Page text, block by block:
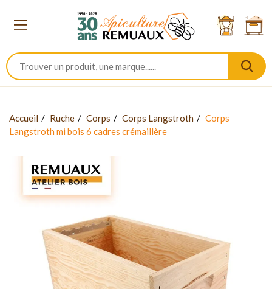
Accueil Ruche Corps Corps Langstroth
Corps
Langstroth mi bois 6 cadres crémaillère